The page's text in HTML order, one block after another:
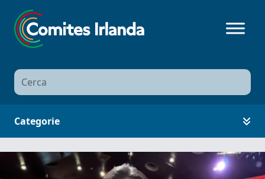
Ricerca
per:
Categorie